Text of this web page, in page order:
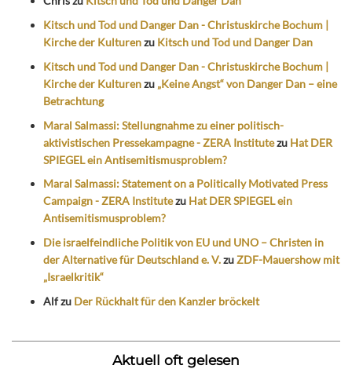
Kitsch und Tod und Danger Dan - Christuskirche Bochum |
Kirche der Kulturenzu Kitsch und Tod und Danger Dan
Kitsch und Tod und Danger Dan - Christuskirche Bochum |
Kirche der Kulturenzu „Keine Angst“ von Danger Dan – eine
Betrachtung
Maral Salmassi: Stellungnahme zu einer politisch-
aktivistischen Pressekampagne - ZERA Institutezu Hat DER
SPIEGEL ein Antisemitismusproblem?
Maral Salmassi: Statement on a Politically Motivated Press
Campaign - ZERA Institutezu Hat DER SPIEGEL ein
Antisemitismusproblem?
Die israelfeindliche Politik von EU und UNO – Christen in
der Alternative für Deutschland e. V.zuZDF-Mauershow mit
„Israelkritik“
Alfzu Der Rückhalt für den Kanzler bröckelt
Aktuell oft gelesen